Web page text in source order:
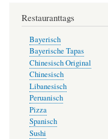
Restauranttags
Bayerisch
Bayerische Tapas
Chinesisch Original
Chinesisch
Libanesisch
Peruanisch
Pizza
Spanisch
Sushi